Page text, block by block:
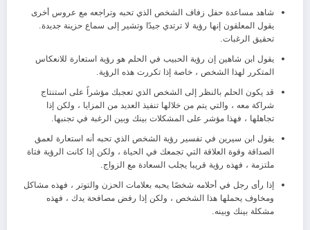
شاهد مساعدة حفل زفاف الشخص الذي تحبه وتراجعه مع عروس أخرى
يقول المعلقون إنها رؤية لا ترتدي جيدًا وتشير إلى سماع حزينة جديدة.
تحقيق الرغبات.
يقول ابن شاهين إن رؤية الحبيب في الحلم هو رؤية استعارة للانعكاس
المتكرر لهذا الشخص ، خاصة إذا تكررت هذه الرؤية.
قد يكون الحلم بالنظر إلى الشخص الذي تعجبك مؤشراً على استنتاج
شراكة معه ، والتي يتم من خلالها تنفيذ العديد من المزايا ، ولكن إذا
تجاهلها ، فهذا مؤشر على المشكلات بينك وبين الرغبة في تجنبها.
يقول ابن سيرين في تفسير رؤية الشخص الذي تحبه أنه استعارة لعمق
الصداقة وقوة العلاقة التي تجمعك في الحياة ، ولكن إذا كانت الرؤية فتاة
ملتزمة ، فهذه رؤية قريبا يجلب السعادة مع الزواج.
إذا رأى رجل في أحلامه شخصًا يحبه بعلامات الحزن والتوتر ، فهذه مشاكل
ومخاوف يحملها هذا الشخص ، ولكن إذا رفض مصافحة يدك ، فهذه
مشكلة بينك وبينه.